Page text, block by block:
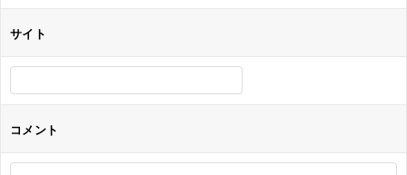
サイト
コメント